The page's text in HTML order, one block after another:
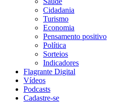
Cidadania
Turismo
Economia
Pensamento positivo
Política
Sorteios
Indicadores
Flagrante Digital
Vídeos
Podcasts
Cadastre-se